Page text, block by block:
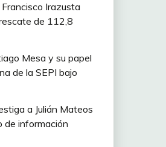
Irazusta
de 112,8
Mesa y su papel
de la SEPI bajo
a Julián Mateos
de información